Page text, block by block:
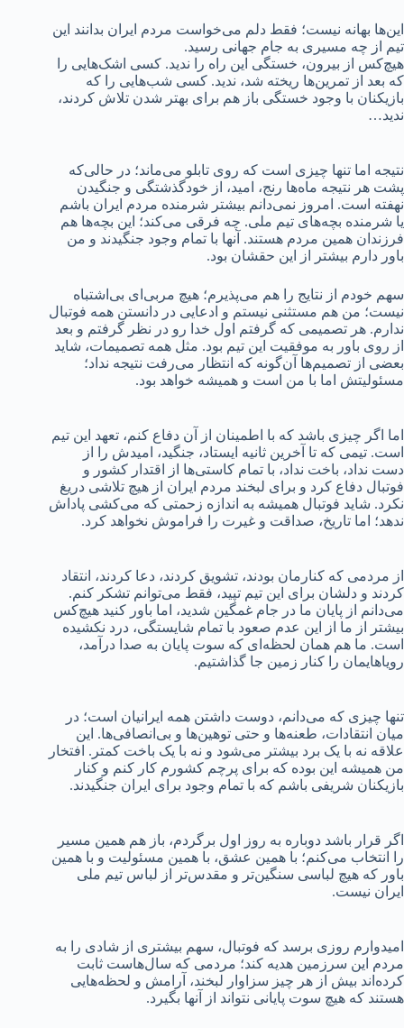
این‌ها بهانه نیست؛ فقط دلم می‌خواست مردم ایران بدانند این
تیم از چه مسیری به جام جهانی رسید.
هیچ‌کس از بیرون، خستگی این راه را ندید. کسی اشک‌هایی را
که بعد از تمرین‌ها ریخته شد، ندید. کسی شب‌هایی را که
بازیکنان با وجود خستگی باز هم برای بهتر شدن تلاش کردند،
ندید…
نتیجه اما تنها چیزی است که روی تابلو می‌ماند؛ در حالی‌که
پشت هر نتیجه ماه‌ها رنج، امید، از خودگذشتگی و جنگیدن
نهفته است. امروز نمی‌دانم بیشتر شرمنده مردم ایران باشم
یا شرمنده بچه‌های تیم ملی. چه فرقی می‌کند؛ این بچه‌ها هم
فرزندان همین مردم هستند. آنها با تمام وجود جنگیدند و من
باور دارم بیشتر از این حقشان بود.
سهم خودم از نتایج را هم می‌پذیرم؛ هیچ مربی‌ای بی‌اشتباه
نیست؛ من هم مستثنی نیستم و ادعایی در دانستن همه فوتبال
ندارم. هر تصمیمی که گرفتم اول خدا رو در نظر گرفتم و بعد
از روی باور به موفقیت این تیم بود. مثل همه تصمیمات، شاید
بعضی از تصمیم‌ها آن‌گونه که انتظار می‌رفت نتیجه نداد؛
مسئولیتش اما با من است و همیشه خواهد بود.
اما اگر چیزی باشد که با اطمینان از آن دفاع کنم، تعهد این تیم
است. تیمی که تا آخرین ثانیه ایستاد، جنگید، امیدش را از
دست نداد، باخت نداد، با تمام کاستی‌ها از اقتدار کشور و
فوتبال دفاع کرد و برای لبخند مردم ایران از هیچ تلاشی دریغ
نکرد. شاید فوتبال همیشه به اندازه زحمتی که می‌کشی پاداش
ندهد؛ اما تاریخ، صداقت و غیرت را فراموش نخواهد کرد.
از مردمی که کنارمان بودند، تشویق کردند، دعا کردند، انتقاد
کردند و دلشان برای این تیم تپید، فقط می‌توانم تشکر کنم.
می‌دانم از پایان ما در جام غمگین شدید، اما باور کنید هیچ‌کس
بیشتر از ما از این عدم صعود با تمام شایستگی، درد نکشیده
است. ما هم همان لحظه‌ای که سوت پایان به صدا درآمد،
رویاهایمان را کنار زمین جا گذاشتیم.
تنها چیزی که می‌دانم، دوست داشتن همه ایرانیان است؛ در
میان انتقادات، طعنه‌ها و حتی توهین‌ها و بی‌انصافی‌ها. این
علاقه نه با یک برد بیشتر می‌شود و نه با یک باخت کمتر. افتخار
من همیشه این بوده که برای پرچم کشورم کار کنم و کنار
بازیکنان شریفی باشم که با تمام وجود برای ایران جنگیدند.
اگر قرار باشد دوباره به روز اول برگردم، باز هم همین مسیر
را انتخاب می‌کنم؛ با همین عشق، با همین مسئولیت و با همین
باور که هیچ لباسی سنگین‌تر و مقدس‌تر از لباس تیم ملی
ایران نیست.
امیدوارم روزی برسد که فوتبال، سهم بیشتری از شادی را به
مردم این سرزمین هدیه کند؛ مردمی که سال‌هاست ثابت
کرده‌اند بیش از هر چیز سزاوار لبخند، آرامش و لحظه‌هایی
هستند که هیچ سوت پایانی نتواند از آنها بگیرد.